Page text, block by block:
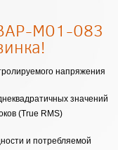
М01-083
напряжения
значений
(True RMS)
и потребляемой